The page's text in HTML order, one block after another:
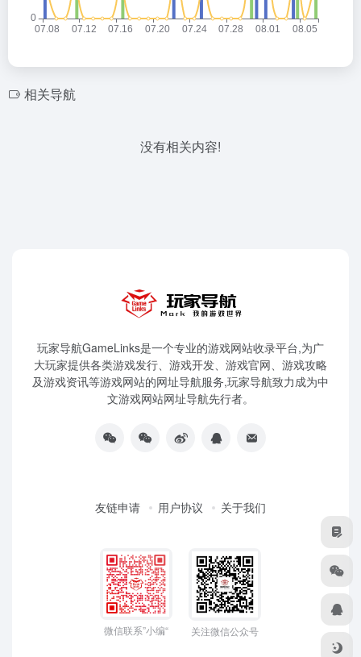
相关导航
没有相关内容!
玩家导航GameLinks是一个专业的游戏网站收录平台,为广
大玩家提供各类游戏发行、游戏开发、游戏官网、游戏攻略
及游戏资讯等游戏网站的网址导航服务,玩家导航致力成为中
文游戏网站网址导航先行者。
友链申请 用户协议 关于我们
微信联系”小编“ 关注微信公众号